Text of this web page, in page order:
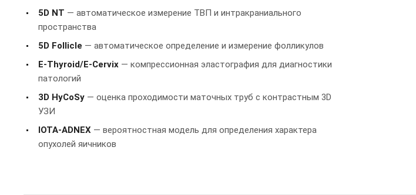
5D NT — автоматическое измерение ТВП и интракраниального
пространства
5D Follicle — автоматическое определение и измерение фолликулов
E-Thyroid/E-Cervix — компрессионная эластография для диагностики
патологий
3D HyCoSy — оценка проходимости маточных труб с контрастным 3D
УЗИ
IOTA-ADNEX — вероятностная модель для определения характера
опухолей яичников